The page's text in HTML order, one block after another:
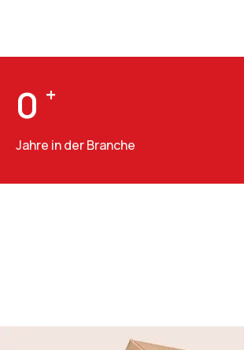
0 +
Jahre in der Branche